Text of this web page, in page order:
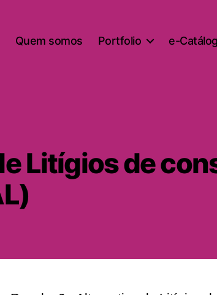
Quem somos Portfolio e-
Litígios de